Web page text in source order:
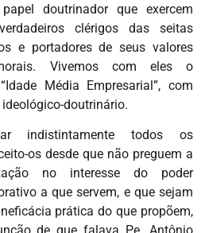
doutrinador que exercem
clérigos das seitas
e portadores de seus valores
Vivemos com eles o
Média Empresarial”, com
doutrinário.
indistintamente todos os
os desde que não preguem a
no interesse do poder
a que servem, e que sejam
prática do que propõem,